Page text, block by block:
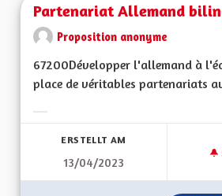
Partenariat Allemand
Proposition anonyme
67200Développer l'allemand à
place de véritables partenariats
ERSTELLT AM
13/04/2023